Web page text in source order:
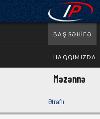
BAŞ SƏHIFƏ
HAQQIMIZDA
Məzənnə
Ətraflı